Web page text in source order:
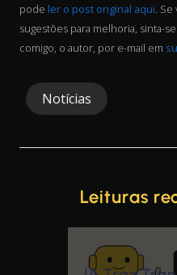
pode ler o post original aqui.
sugestões para melhoria, sinta-
comigo, o autor, por e-mail em
Notícias
Leituras